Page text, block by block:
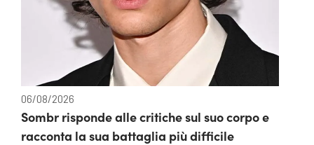
06/08/2026
Sombr risponde alle critiche sul suo corpo e
racconta la sua battaglia più difficile